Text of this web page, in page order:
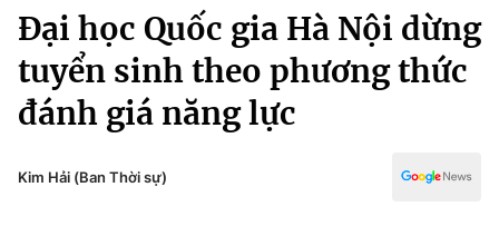
Chuyên mục
Chính trị
Xã hội
Pháp luật
Kinh tế
Thể thao
Truyền hình
Văn hóa - Giải trí
Công nghệ
Đại học Quốc gia Hà Nội dừng
tuyển sinh theo phương thức
đánh giá năng lực
Kim Hải (Ban Thời sự)